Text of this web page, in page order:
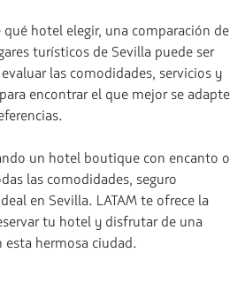
qué hotel elegir, una comparación de
turísticos de Sevilla puede ser
las comodidades, servicios y
encontrar el que mejor se adapte
un hotel boutique con encanto o
las comodidades, seguro
en Sevilla. LATAM te ofrece la
tu hotel y disfrutar de una
hermosa ciudad.